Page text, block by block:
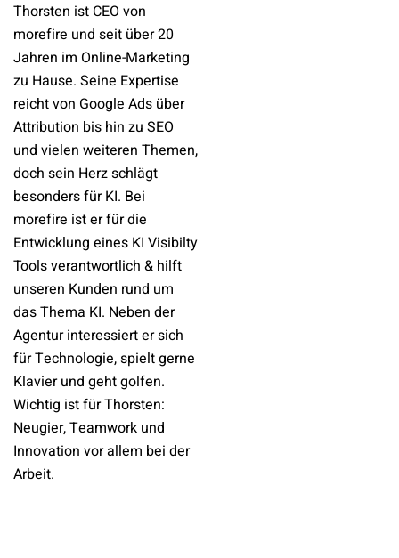
Thorsten ist CEO von
morefire und seit über 20
Jahren im Online-Marketing
zu Hause. Seine Expertise
reicht von Google Ads über
Attribution bis hin zu SEO
und vielen weiteren Themen,
doch sein Herz schlägt
besonders für KI. Bei
morefire ist er für die
Entwicklung eines KI Visibilty
Tools verantwortlich & hilft
unseren Kunden rund um
das Thema KI. Neben der
Agentur interessiert er sich
für Technologie, spielt gerne
Klavier und geht golfen.
Wichtig ist für Thorsten:
Neugier, Teamwork und
Innovation vor allem bei der
Arbeit.